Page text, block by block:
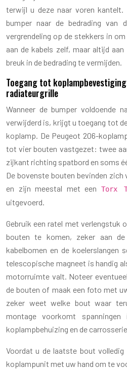
terwijl u deze naar voren kantelt.
bumper naar de bedrading van
vergrendeling op de stekkers in
aan de kabels zelf, maar altijd
breuk in de bedrading te vermijden.
Toegang tot
radiateurgrille
Wanneer de bumper voldoende
verwijderd is, krijgt u toegang tot
koplamp. De Peugeot 206-
tot vier bouten vastgezet: twee
zijkant richting spatbord en soms
De bovenste bouten bevinden zich
en zijn meestal met een
Torx
uitgevoerd.
Gebruik een ratel met verlengstuk
bouten te komen, zeker aan
kabelbomen en de koelerslangen
telescopische magneet is handig
motorruimte valt. Noteer
de bouten of maak een foto met
zeker weet welke bout waar
montage voorkomt
koplampbehuizing en de
Voordat u de laatste bout
koplampunit met uw hand om te